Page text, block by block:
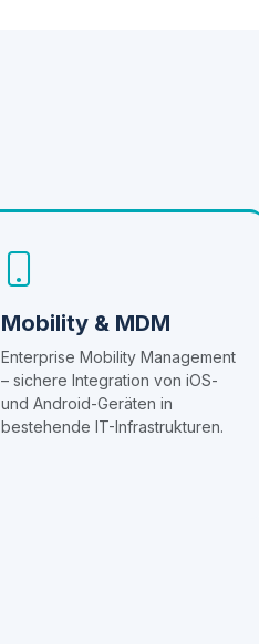
Mobility & MDM
Enterprise Mobility Management
– sichere Integration von iOS-
und Android-Geräten in
bestehende IT-Infrastrukturen.